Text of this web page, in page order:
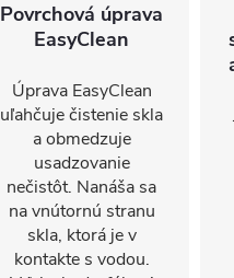
Povrchová úprava
EasyClean
Úprava EasyClean
uľahčuje čistenie skla
a obmedzuje
usadzovanie
nečistôt. Nanáša sa
na vnútornú stranu
skla, ktorá je v
kontakte s vodou.